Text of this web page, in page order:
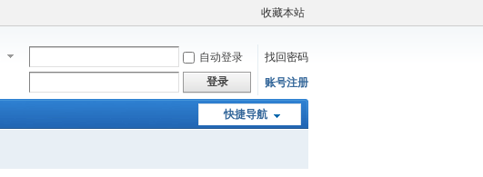
收藏本站
自动登录
找回密码
登录 账号注册
快捷导航